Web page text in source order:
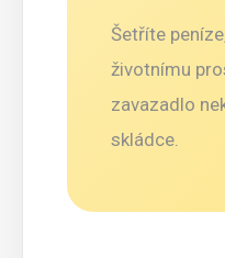
Šetříte
životnímu
zavazadlo
skládce.